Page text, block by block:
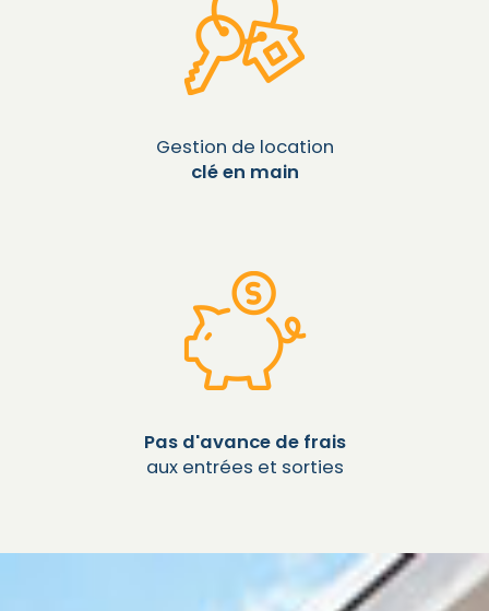
Gestion de location
clé en main
Pas d'avance de frais
aux entrées et sorties